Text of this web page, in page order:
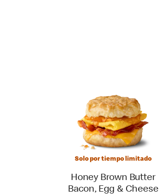
Solo por tiempo limitado
Honey Brown Butter
Bacon, Egg & Cheese